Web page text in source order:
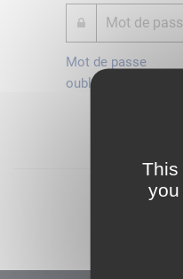
This
Mot de passe
oublié ?